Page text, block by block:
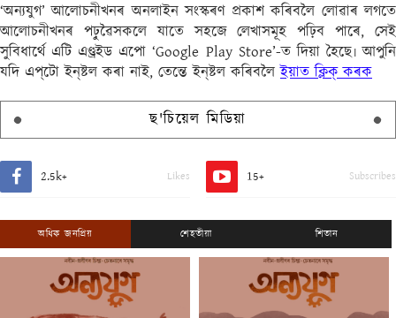
‘অন্যযুগ’ আলোচনীখনৰ অনলাইন সংস্কৰণ প্ৰকাশ কৰিবলৈ লোৱাৰ লগতে
আলোচনীখনৰ পঢ়ুৱৈসকলে যাতে সহজে লেখাসমূহ পঢ়িব পাৰে, সেই
সুবিধাৰ্থে এটি এণ্ড্ৰইড এপো ‘Google Play Store’-ত দিয়া হৈছে৷ আপুনি
যদি এপ্‌টো ইন্‌ষ্টল কৰা নাই, তেন্তে ইন্‌ষ্টল কৰিবলৈইয়াত ক্লিক্ কৰক
ছ'চিয়েল মিডিয়া
2.5k+ Likes 15+ Subscribes
অধিক জনপ্ৰিয় শেহতীয়া শিতান